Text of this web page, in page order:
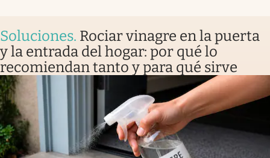
Soluciones. Rociar vinagre en la puerta
y la entrada del hogar: por qué lo
recomiendan tanto y para qué sirve